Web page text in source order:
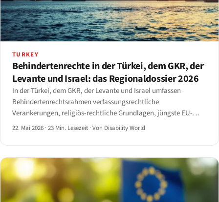
TURKEY
Behindertenrechte in der Türkei, dem GKR, der
Levante und Israel: das Regionaldossier 2026
In der Türkei, dem GKR, der Levante und Israel umfassen
Behindertenrechtsrahmen verfassungsrechtliche
Verankerungen, religiös-rechtliche Grundlagen, jüngste EU-
nahe Reformen und die Nachwirkungen des Erdbebens 2023 in
22. Mai 2026 ·23 Min. Lesezeit ·Von Disability World